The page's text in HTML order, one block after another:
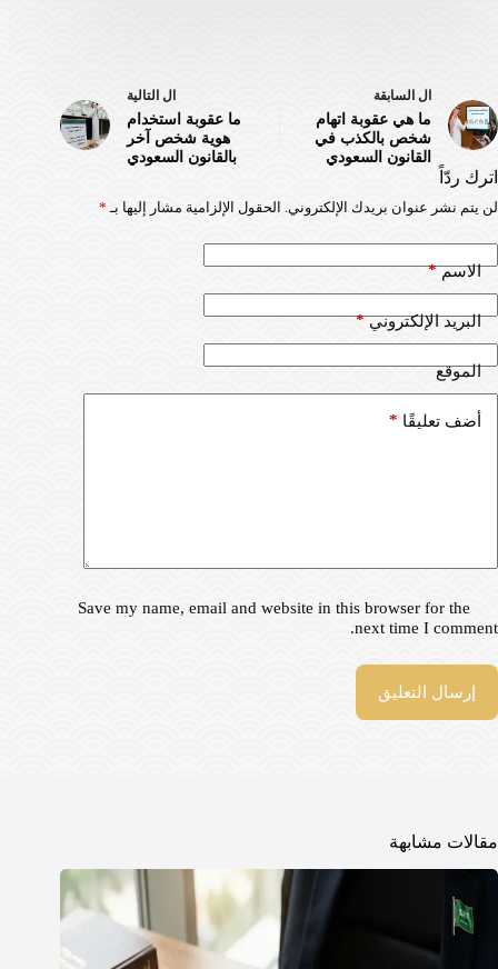
ال السابقة
ما هي عقوبة اتهام
شخص بالكذب في
القانون السعودي
ال التالية
ما عقوبة استخدام
هوية شخص آخر
بالقانون السعودي
اترك ردّاً
لن يتم نشر عنوان بريدك الإلكتروني. الحقول الإلزامية مشار إليها بـ *
الاسم*
البريد الإلكتروني*
الموقع
أضف تعليقًا *
Save my name, email and website in this browser for the
next time I comment.
إرسال التعليق
مقالات مشابهة